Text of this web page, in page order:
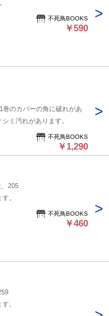
不死鳥BOOKS
￥590
のカバーの角に破れがあ
ミ汚れがあります。
不死鳥BOOKS
￥1,290
205
。
不死鳥BOOKS
￥460
。